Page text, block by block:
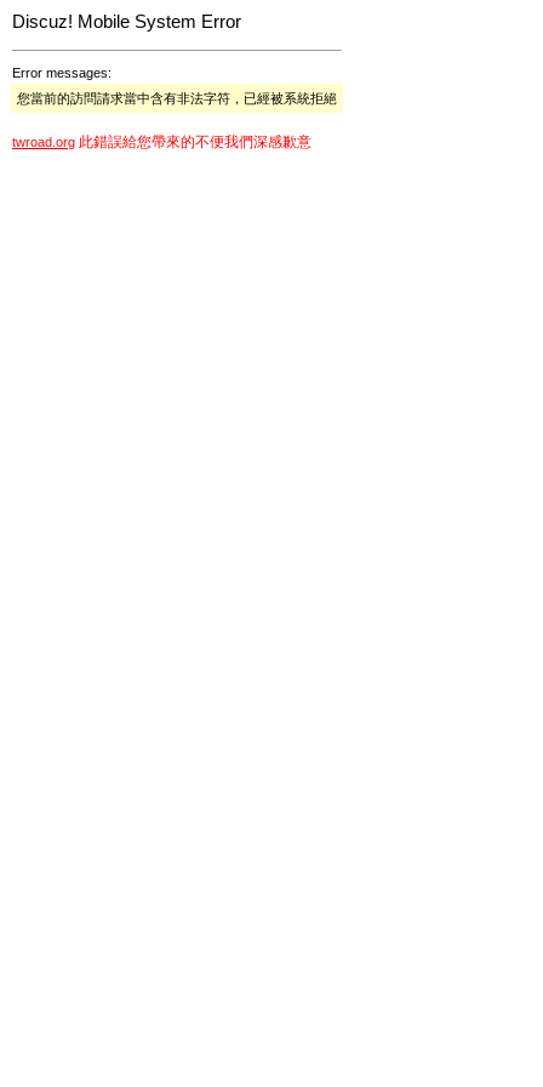
Discuz! Mobile System Error
Error messages:
您當前的訪問請求當中含有非法字符，已經被系統拒絕
twroad.org 此錯誤給您帶來的不便我們深感歉意